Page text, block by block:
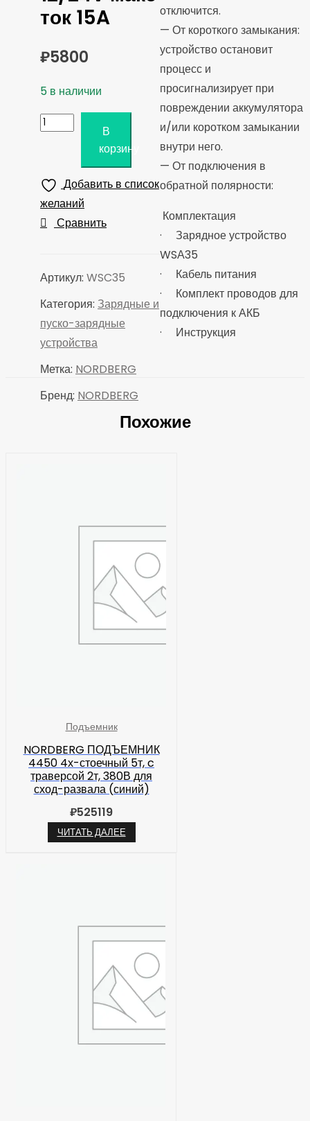
ток 15A
₽5800
5 в наличии
Количество
УСТРОЙСТВО
WSC35
зарядное
макс
В
корзину
Добавить в список
желаний
Сравнить
Артикул: WSC35
Категория: Зарядные и
пуско-зарядные
устройства
Метка: NORDBERG
Бренд: NORDBERG
отключится.
— От короткого замыкания:
устройство остановит
процесс и
просигнализирует при
повреждении аккумулятора
и/или коротком замыкании
внутри него.
— От подключения в
обратной полярности:
Комплектация
· Зарядное устройство
WSА35
· Кабель питания
· Комплект проводов для
подключения к АКБ
· Инструкция
Похожие
Подъемник
NORDBERG ПОДЪЕМНИК
4450 4х-стоечный 5т, c
траверсой 2т, 380В для
сход-развала (синий)
₽525119
ЧИТАТЬ ДАЛЕЕ